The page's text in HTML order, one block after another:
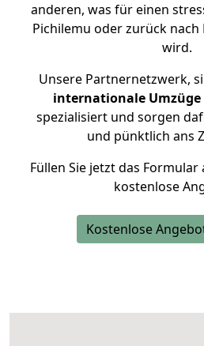
anderen, was für einen
Pichilemu oder zurück
wird.
Unsere Partnernetzwerk,
internationale
spezialisiert und sorgen
und pünktlich ans
Füllen Sie jetzt das
kostenlose
Kostenlose